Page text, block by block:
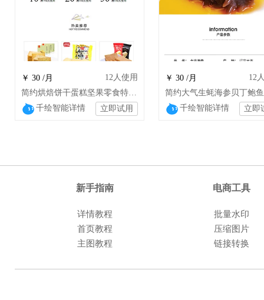
￥ 30 /月 12人使用
简约烘焙饼干蛋糕坚果零食特产水果食品YK
千绘智能详情
立即试用
￥ 30 /月 12
千绘智能详情 立即
新手指南 电商工具
详情教程
批量水印
首页教程
压缩图片
主图教程
链接转换